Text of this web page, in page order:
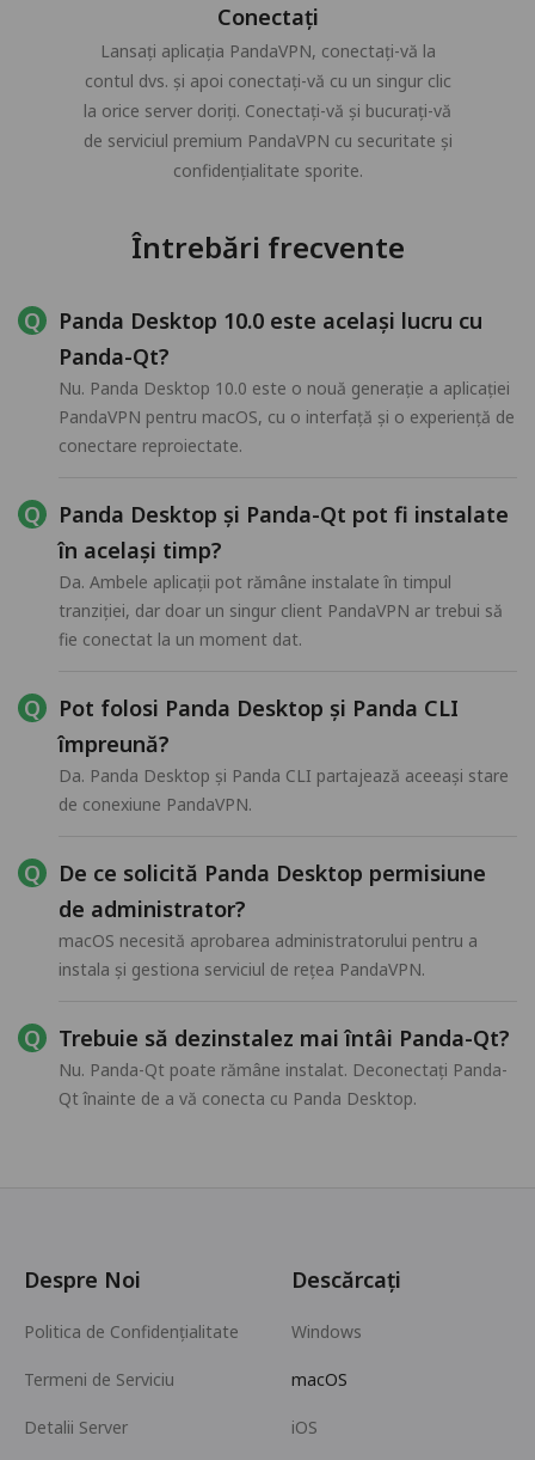
Conectați
Lansați aplicația PandaVPN, conectați-vă la
contul dvs. și apoi conectați-vă cu un singur clic
la orice server doriți. Conectați-vă și bucurați-vă
de serviciul premium PandaVPN cu securitate și
confidențialitate sporite.
Întrebări frecvente
Panda Desktop 10.0 este același lucru cu
Panda-Qt?
Nu. Panda Desktop 10.0 este o nouă generație a aplicației
PandaVPN pentru macOS, cu o interfață și o experiență de
conectare reproiectate.
Panda Desktop și Panda-Qt pot fi instalate
în același timp?
Da. Ambele aplicații pot rămâne instalate în timpul
tranziției, dar doar un singur client PandaVPN ar trebui să
fie conectat la un moment dat.
Pot folosi Panda Desktop și Panda CLI
împreună?
Da. Panda Desktop și Panda CLI partajează aceeași stare
de conexiune PandaVPN.
De ce solicită Panda Desktop permisiune
de administrator?
macOS necesită aprobarea administratorului pentru a
instala și gestiona serviciul de rețea PandaVPN.
Trebuie să dezinstalez mai întâi Panda-Qt?
Nu. Panda-Qt poate rămâne instalat. Deconectați Panda-
Qt înainte de a vă conecta cu Panda Desktop.
Despre Noi
Politica de Confidențialitate
Termeni de Serviciu
Detalii Server
Descărcați
Windows
macOS
iOS